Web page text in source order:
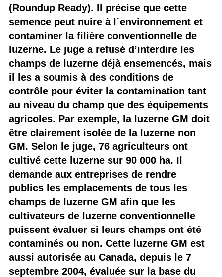
(Roundup Ready). Il précise que cette
semence peut nuire à l´environnement et
contaminer la filière conventionnelle de
luzerne. Le juge a refusé d’interdire les
champs de luzerne déjà ensemencés, mais
il les a soumis à des conditions de
contrôle pour éviter la contamination tant
au niveau du champ que des équipements
agricoles. Par exemple, la luzerne GM doit
être clairement isolée de la luzerne non
GM. Selon le juge, 76 agriculteurs ont
cultivé cette luzerne sur 90 000 ha. Il
demande aux entreprises de rendre
publics les emplacements de tous les
champs de luzerne GM afin que les
cultivateurs de luzerne conventionnelle
puissent évaluer si leurs champs ont été
contaminés ou non. Cette luzerne GM est
aussi autorisée au Canada, depuis le 7
septembre 2004, évaluée sur la base du